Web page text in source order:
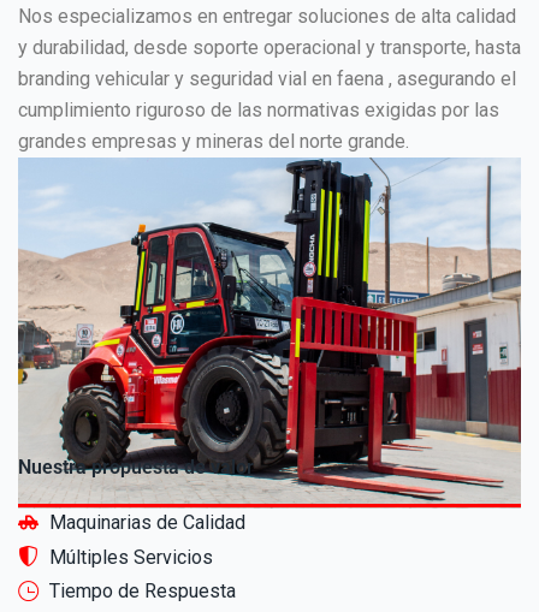
Nos especializamos en entregar soluciones de alta calidad
y durabilidad, desde soporte operacional y transporte, hasta
branding vehicular y seguridad vial en faena , asegurando el
cumplimiento riguroso de las normativas exigidas por las
grandes empresas y mineras del norte grande.
Nuestra propuesta de valor
Maquinarias de Calidad
Múltiples Servicios
Tiempo de Respuesta